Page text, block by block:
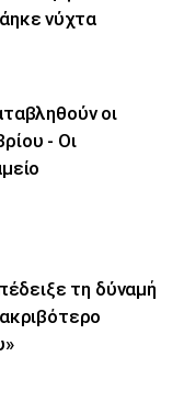
νύχτα
οι
- Οι
τη δύναμή